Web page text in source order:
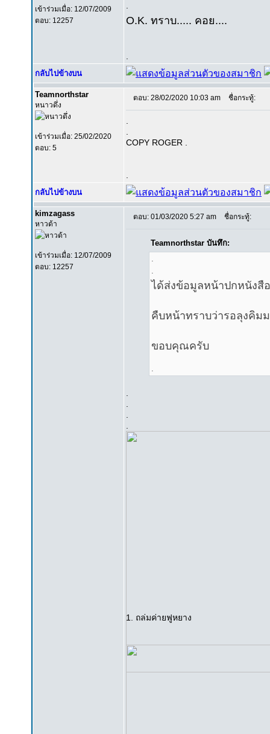
เข้าร่วมเมื่อ: 12/07/2009
ตอบ: 12257
O.K. ทราบ..... คอย....
กลับไปข้างบน
Teamnorthstar
หนาวดึ่ง
เข้าร่วมเมื่อ: 25/02/2020
ตอบ: 5
ตอบ: 28/02/2020 10:03 am ชื่อกระทู้:
COPY ROGER .
กลับไปข้างบน
kimzagass
หาวด้า
เข้าร่วมเมื่อ: 12/07/2009
ตอบ: 12257
ตอบ: 01/03/2020 5:27 am ชื่อกระทู้:
Teamnorthstar บันทึก:
.
.
ได้ส่งข้อมูลหน้าปกหนังสื
คืบหน้าทราบว่ารอลุงคิม
ขอบคุณครับ
.
1. ถล่มค่ายฟูหยาง